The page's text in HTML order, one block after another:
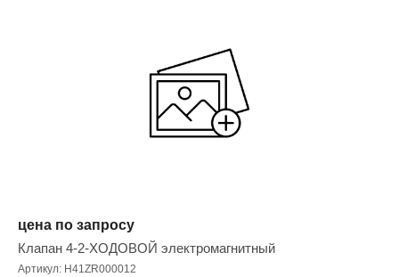
цена по запросу
Клапан 4-2-ХОДОВОЙ электромагнитный
Артикул: H41ZR000012